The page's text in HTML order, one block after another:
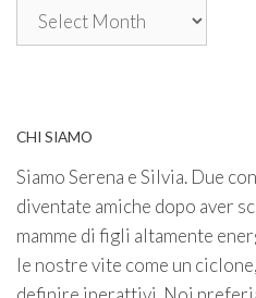
Archivio
CHI SIAMO
Siamo Serena e Silvia. Due
diventate amiche dopo aver
mamme di figli altamente
le nostre vite come un